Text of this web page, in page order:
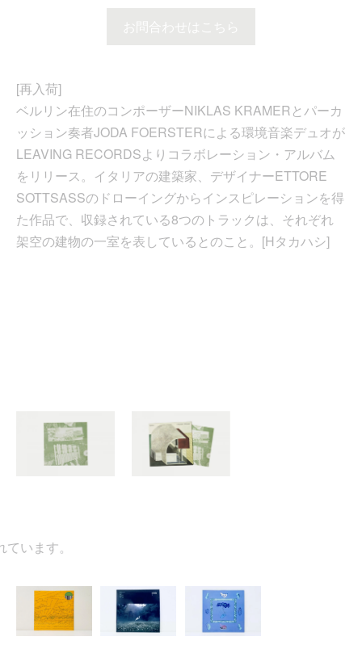
お問合わせはこちら
[再入荷]
ベルリン在住のコンポーザーNIKLAS KRAMERとパーカ
ッション奏者JODA FOERSTERによる環境音楽デュオが
LEAVING RECORDSよりコラボレーション・アルバム
をリリース。イタリアの建築家、デザイナーETTORE
SOTTSASSのドローイングからインスピレーションを得
た作品で、収録されている8つのトラックは、それぞれ
架空の建物の一室を表しているとのこと。[Hタカハシ]
います。